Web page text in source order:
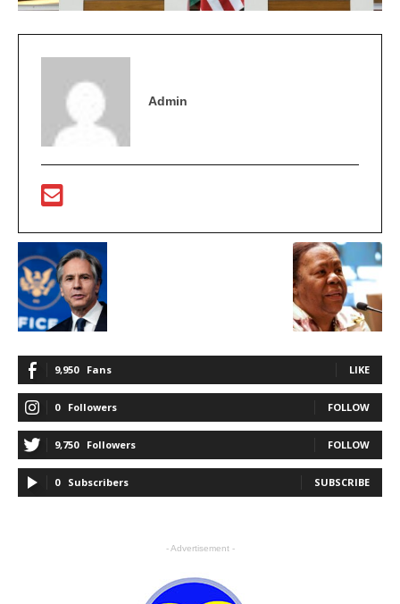
Admin
9,950 Fans LIKE
0 Followers FOLLOW
9,750 Followers FOLLOW
0 Subscribers SUBSCRIBE
- Advertisement -